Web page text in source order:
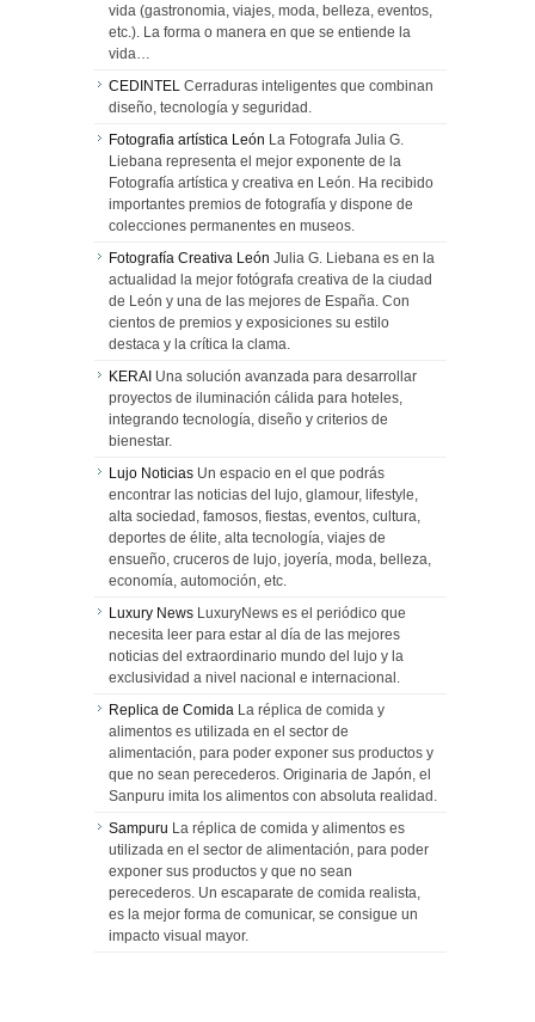
vida (gastronomia, viajes, moda, belleza, eventos,
etc.). La forma o manera en que se entiende la
vida…
CEDINTEL Cerraduras inteligentes que combinan
diseño, tecnología y seguridad.
Fotografia artística León La Fotografa Julia G.
Liebana representa el mejor exponente de la
Fotografía artística y creativa en León. Ha recibido
importantes premios de fotografía y dispone de
colecciones permanentes en museos.
Fotografía Creativa León Julia G. Liebana es en la
actualidad la mejor fotógrafa creativa de la ciudad
de León y una de las mejores de España. Con
cientos de premios y exposiciones su estilo
destaca y la crítica la clama.
KERAI Una solución avanzada para desarrollar
proyectos de iluminación cálida para hoteles,
integrando tecnología, diseño y criterios de
bienestar.
Lujo Noticias Un espacio en el que podrás
encontrar las noticias del lujo, glamour, lifestyle,
alta sociedad, famosos, fiestas, eventos, cultura,
deportes de élite, alta tecnología, viajes de
ensueño, cruceros de lujo, joyería, moda, belleza,
economía, automoción, etc.
Luxury News LuxuryNews es el periódico que
necesita leer para estar al día de las mejores
noticias del extraordinario mundo del lujo y la
exclusividad a nivel nacional e internacional.
Replica de Comida La réplica de comida y
alimentos es utilizada en el sector de
alimentación, para poder exponer sus productos y
que no sean perecederos. Originaria de Japón, el
Sanpuru imita los alimentos con absoluta realidad.
Sampuru La réplica de comida y alimentos es
utilizada en el sector de alimentación, para poder
exponer sus productos y que no sean
perecederos. Un escaparate de comida realista,
es la mejor forma de comunicar, se consigue un
impacto visual mayor.